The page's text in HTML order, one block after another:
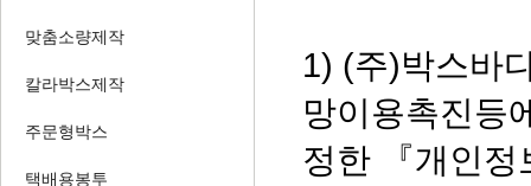
맞춤소량제작
칼라박스제작
주문형박스
택배용봉투
1) (주)박스바
망이용촉진등
정한 『개인